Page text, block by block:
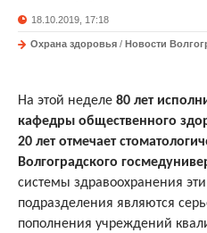
18.10.2019, 17:18
Охрана здоровья / Новости
На этой неделе 80 лет
кафедры общественного
20 лет отмечает
Волгоградского
системы здравоохранения эти
подразделения являются
пополнения учреждений